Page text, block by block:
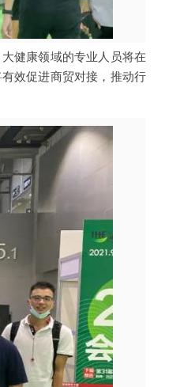
健康领域的专业人员将在
效促进商贸对接，推动行